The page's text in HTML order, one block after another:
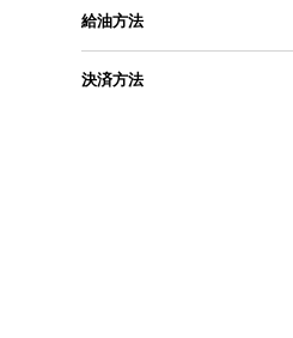
給油方法
決済方法